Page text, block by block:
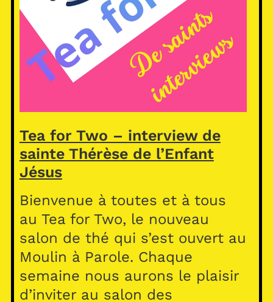
Tea for Two – interview de
sainte Thérèse de l’Enfant
Jésus
Bienvenue à toutes et à tous
au Tea for Two, le nouveau
salon de thé qui s’est ouvert au
Moulin à Parole. Chaque
semaine nous aurons le plaisir
d’inviter au salon des